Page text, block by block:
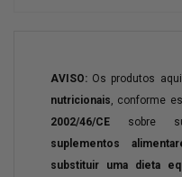
AVISO: Os produtos
nutricionais, conforme
2002/46/CE sobre
suplementos
substituir uma dieta